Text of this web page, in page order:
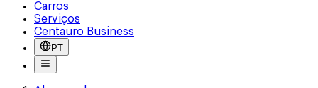
Carros
Serviços
Centauro Business
PT